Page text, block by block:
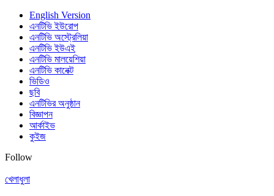
English Version
এনটিভি ইউরোপ
এনটিভি অস্ট্রেলিয়া
এনটিভি ইউএই
এনটিভি মালয়েশিয়া
এনটিভি কানেক্ট
ভিডিও
ছবি
এনটিভির অনুষ্ঠান
বিজ্ঞাপন
আর্কাইভ
কুইজ
Follow
খেলাধুলা